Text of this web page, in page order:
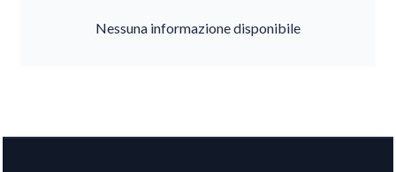
Nessuna informazione disponibile